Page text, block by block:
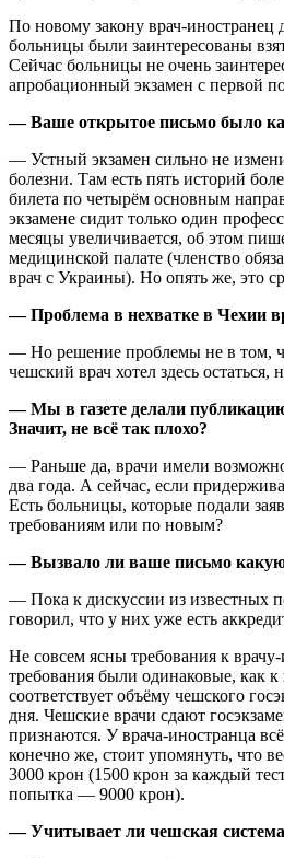
По новому закону врач-иностранец
больницы были заинтересованы
Сейчас больницы не очень
апробационный экзамен с первой
— Ваше открытое письмо было
— Устный экзамен сильно не
болезни. Там есть пять историй
билета по четырём основным
экзамене сидит только один
месяцы увеличивается, об этом
медицинской палате (членство
врач с Украины). Но опять же, это
— Проблема в нехватке в Чехии
— Но решение проблемы не в том,
чешский врач хотел здесь
— Мы в газете делали
Значит, не всё так плохо?
— Раньше да, врачи имели
два года. А сейчас, если
Есть больницы, которые подали
требованиям или по новым?
— Вызвало ли ваше письмо
— Пока к дискуссии из известных
говорил, что у них уже есть
Не совсем ясны требования к
требования были одинаковые, как
соответствует объёму чешского
дня. Чешские врачи сдают
признаются. У врача-иностранца
конечно же, стоит упомянуть, что
3000 крон (1500 крон за каждый
попытка — 9000 крон).
— Учитывает ли чешская